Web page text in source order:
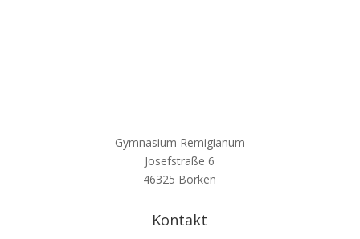
Gymnasium Remigianum
Josefstraße 6
46325 Borken
Kontakt